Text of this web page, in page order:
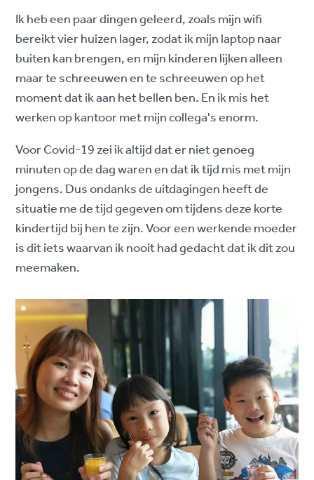
Ik heb een paar dingen geleerd, zoals mijn wifi
bereikt vier huizen lager, zodat ik mijn laptop naar
buiten kan brengen, en mijn kinderen lijken alleen
maar te schreeuwen en te schreeuwen op het
moment dat ik aan het bellen ben. En ik mis het
werken op kantoor met mijn collega's enorm.
Voor Covid-19 zei ik altijd dat er niet genoeg
minuten op de dag waren en dat ik tijd mis met mijn
jongens. Dus ondanks de uitdagingen heeft de
situatie me de tijd gegeven om tijdens deze korte
kindertijd bij hen te zijn. Voor een werkende moeder
is dit iets waarvan ik nooit had gedacht dat ik dit zou
meemaken.